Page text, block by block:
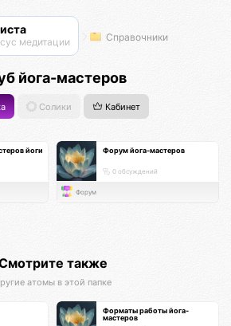
медитации Справочники
йога-мастеров
Солики Кабинет
йоги Форум йога-мастеров
0 обсуждений
Форум
также
атомы в этой папке
Форматы работы йога-
мастеров